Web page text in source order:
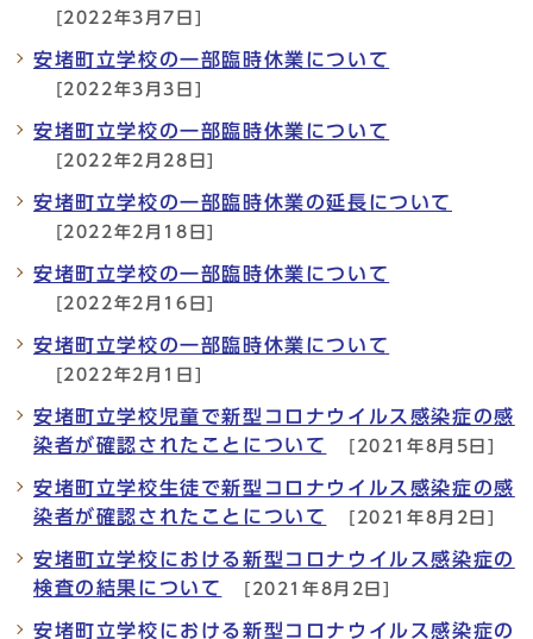
[2022年3月7日]
安堵町立学校の一部臨時休業について
[2022年3月3日]
安堵町立学校の一部臨時休業について
[2022年2月28日]
安堵町立学校の一部臨時休業の延長について
[2022年2月18日]
安堵町立学校の一部臨時休業について
[2022年2月16日]
安堵町立学校の一部臨時休業について
[2022年2月1日]
安堵町立学校児童で新型コロナウイルス感染症の感
染者が確認されたことについて
[2021年8月5日]
安堵町立学校生徒で新型コロナウイルス感染症の感
染者が確認されたことについて
[2021年8月2日]
安堵町立学校における新型コロナウイルス感染症の
検査の結果について
[2021年8月2日]
安堵町立学校における新型コロナウイルス感染症の